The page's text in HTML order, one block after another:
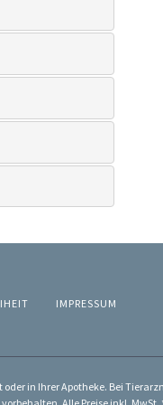
IMPRESSUM
in Ihrer Apotheke. Bei